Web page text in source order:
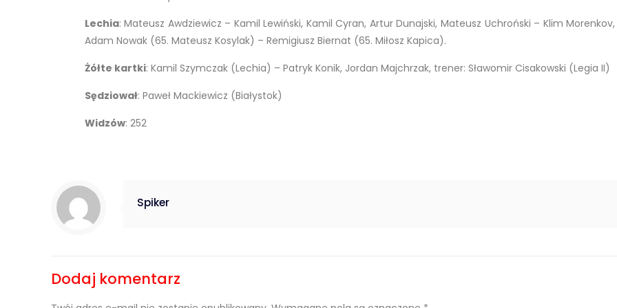
Lechia: Mateusz Awdziewicz – Kamil Lewiński, Kamil Cyran, Artur Dunajski, Mateusz Uchroński – Klim
Adam Nowak (65. Mateusz Kosylak) – Remigiusz Biernat (65. Miłosz Kapica).
Żółte kartki: Kamil Szymczak (Lechia) – Patryk Konik, Jordan Majchrzak, trener: Sławomir Cisakowski (Legia II)
Sędziował: Paweł Mackiewicz (Białystok)
Widzów: 252
Spiker
Dodaj komentarz